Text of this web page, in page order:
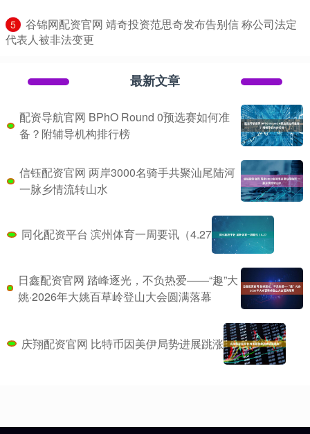
5
​谷锦网配资官网 靖奇投资范思奇发布告别信 称公司法定
代表人被非法变更
最新文章
配资导航官网 BPhO Round 0预选赛如何准
备？附辅导机构排行榜
信钰配资官网 两岸3000名骑手共聚汕尾陆河
一脉乡情流转山水
同化配资平台 滨州体育一周要讯（4.27
日鑫配资官网 踏峰逐光，不负热爱——“趣”大
姚·2026年大姚百草岭登山大会圆满落幕
庆翔配资官网 比特币因美伊局势进展跳涨